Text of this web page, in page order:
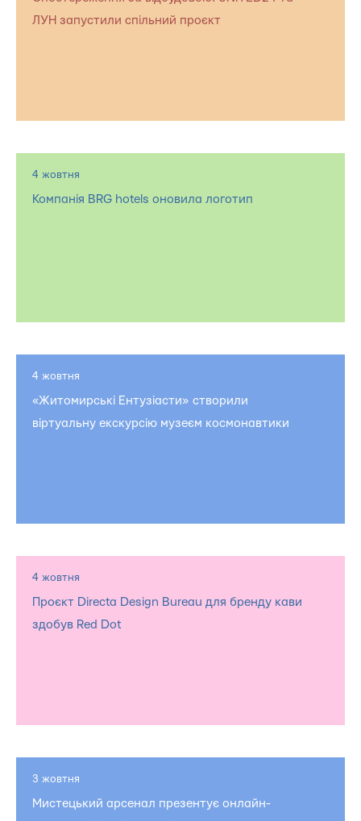
ЛУН запустили спільний проєкт
4 жовтня
Компанія BRG hotels оновила логотип
4 жовтня
«Житомирські Ентузіасти» створили
віртуальну екскурсію музеєм космонавтики
4 жовтня
Проєкт Directa Design Bureau для бренду кави
здобув Red Dot
3 жовтня
Мистецький арсенал презентує онлайн-